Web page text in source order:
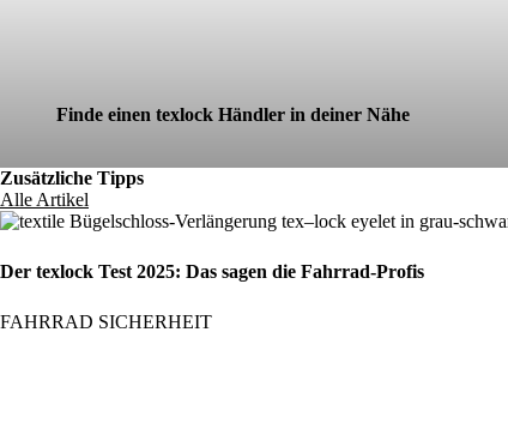
Finde einen texlock Händler in deiner Nähe
Zusätzliche Tipps
Alle Artikel
Der texlock Test 2025: Das sagen die Fahrrad-Profis
FAHRRAD SICHERHEIT